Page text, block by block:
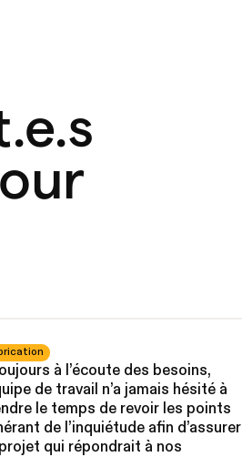
à l’écoute des besoins,
de travail n’a jamais hésité à
le temps de revoir les points
de l’inquiétude afin d’assurer
qui répondrait à nos